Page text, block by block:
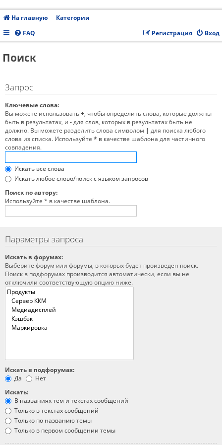
На главную
Категории
FAQ
Вход
Регистрация
Поиск
Запрос
Ключевые слова:
Вы можете использовать+, чтобы определить слова, которые должны
быть в результатах, и -для слов, которых в результатах быть не
должно. Вы можете разделить слова символом | для поиска любого
слова из списка. Используйте * в качестве шаблона для частичного
совпадения.
Искать все слова
Искать любое слово/поиск с языком запросов
Поиск по автору:
Используйте * в качестве шаблона.
Параметры запроса
Искать в форумах:
Выберите форум или форумы, в которых будет произведён поиск.
Поиск в подфорумах производится автоматически, если вы не
отключили соответствующую опцию ниже.
Искать в подфорумах:
Да
Нет
Искать:
В названиях тем и текстах сообщений
Только в текстах сообщений
Только по названию темы
Только в первом сообщении темы